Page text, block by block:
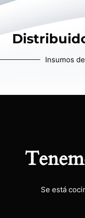
Insumos
Se está